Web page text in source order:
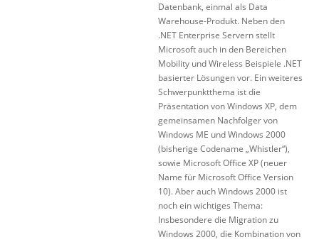
Datenbank, einmal als Data
Warehouse-Produkt. Neben den
.NET Enterprise Servern stellt
Microsoft auch in den Bereichen
Mobility und Wireless Beispiele .NET
basierter Lösungen vor. Ein weiteres
Schwerpunktthema ist die
Präsentation von Windows XP, dem
gemeinsamen Nachfolger von
Windows ME und Windows 2000
(bisherige Codename „Whistler“),
sowie Microsoft Office XP (neuer
Name für Microsoft Office Version
10). Aber auch Windows 2000 ist
noch ein wichtiges Thema:
Insbesondere die Migration zu
Windows 2000, die Kombination von